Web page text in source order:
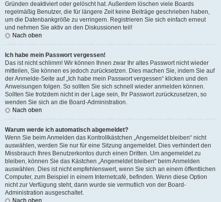
Gründen deaktiviert oder gelöscht hat. Außerdem löschen viele Boards
regelmäßig Benutzer, die für längere Zeit keine Beiträge geschrieben haben,
um die Datenbankgröße zu verringern. Registrieren Sie sich einfach erneut
und nehmen Sie aktiv an den Diskussionen teil!
Nach oben
Ich habe mein Passwort vergessen!
Das ist nicht schlimm! Wir können Ihnen zwar Ihr altes Passwort nicht wieder
mitteilen, Sie können es jedoch zurücksetzen. Dies machen Sie, indem Sie auf
der Anmelde-Seite auf „Ich habe mein Passwort vergessen“ klicken und den
Anweisungen folgen. So sollten Sie sich schnell wieder anmelden können.
Sollten Sie trotzdem nicht in der Lage sein, Ihr Passwort zurückzusetzen, so
wenden Sie sich an die Board-Administration.
Nach oben
Warum werde ich automatisch abgemeldet?
Wenn Sie beim Anmelden das Kontrollkästchen „Angemeldet bleiben“ nicht
auswählen, werden Sie nur für eine Sitzung angemeldet. Dies verhindert den
Missbrauch Ihres Benutzerkontos durch einen Dritten. Um angemeldet zu
bleiben, können Sie das Kästchen „Angemeldet bleiben“ beim Anmelden
auswählen. Dies ist nicht empfehlenswert, wenn Sie sich an einem öffentlichen
Computer, zum Beispiel in einem Internetcafé, befinden. Wenn diese Option
nicht zur Verfügung steht, dann wurde sie vermutlich von der Board-
Administration ausgeschaltet.
Nach oben